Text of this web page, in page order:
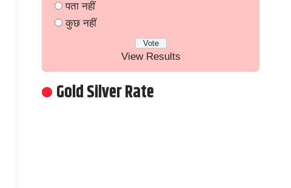
पता नहीं
कुछ नहीं
View Results
Gold Silver Rate